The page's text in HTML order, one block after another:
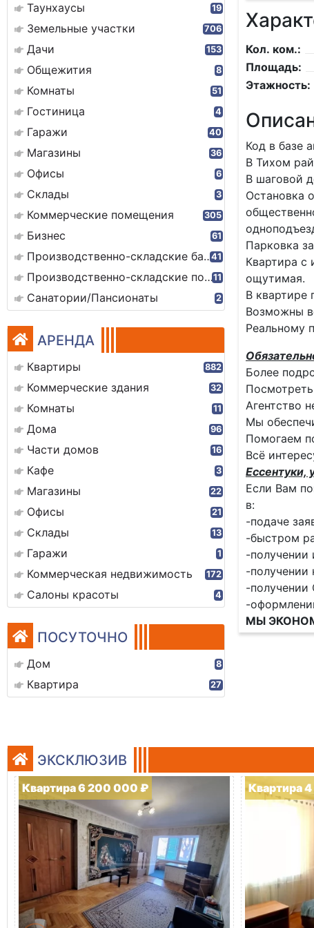
Таунхаусы 19
Земельные участки 706
Дачи 153
Общежития 8
Комнаты 51
Гостиница 4
Гаражи 40
Магазины 36
Офисы 6
Склады 3
Коммерческие помещения 305
Бизнес 61
Производственно-складские базы41
Производственно-складские помещения11
Санатории/Пансионаты 2
АРЕНДА
Квартиры 882
Коммерческие здания 32
Комнаты 11
Дома 96
Части домов 16
Кафе 3
Магазины 22
Офисы 21
Склады 13
Гаражи 1
Коммерческая недвижимость 172
Салоны красоты 4
ПОСУТОЧНО
Дом 8
Квартира 27
Кол. ком.:
Площадь:
Этажность:
Код в базе
В Тихoм
B шaгoвoй
Остановка
Парковка
Квартира с
ощутимая.
В квартире
Возможны
Реальному
Более
Агентство
Мы
Помогаем
Всё
Ессентуки,
Если Вам
в:
-подаче
-быстром
-получении
-получении
-
-
МЫ
ЭКСКЛЮЗИВ
Квартира 6 200 000 ₽ Квартира